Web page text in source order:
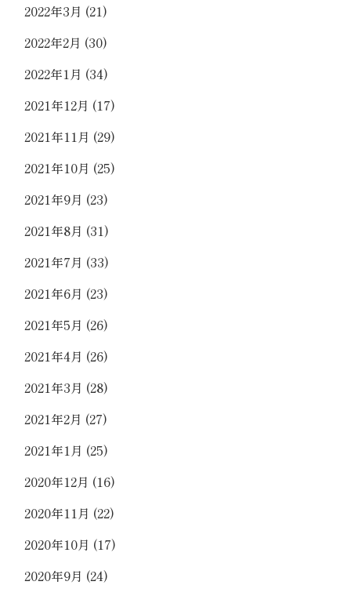
2022年3月 (21)
2022年2月 (30)
2022年1月 (34)
2021年12月 (17)
2021年11月 (29)
2021年10月 (25)
2021年9月 (23)
2021年8月 (31)
2021年7月 (33)
2021年6月 (23)
2021年5月 (26)
2021年4月 (26)
2021年3月 (28)
2021年2月 (27)
2021年1月 (25)
2020年12月 (16)
2020年11月 (22)
2020年10月 (17)
2020年9月 (24)